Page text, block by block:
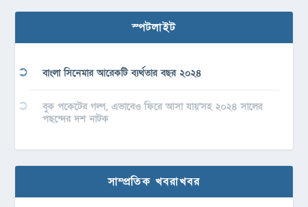
স্পটলাইট
বাংলা সিনেমার আরেকটি ব্যর্থতার বছর ২০২৪
বুক পকেটের গল্প, এভাবেও ফিরে আসা যায়’সহ ২০২৪ সালের
পছন্দের দশ নাটক
সাম্প্রতিক খবরাখবর